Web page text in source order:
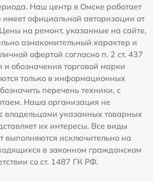
Наш центр в Омске работает
имеет официальной авторизации от
на ремонт, указанные на сайте,
ознакомительный характер и
офертой согласно п. 2 ст. 437
обозначения торговой марки
только в информационных
перечень техники, с
Наша организация не
владельцами указанных товарных
их интересы. Все виды
выполняются исключительно на
в законном гражданском
со ст. 1487 ГК РФ.